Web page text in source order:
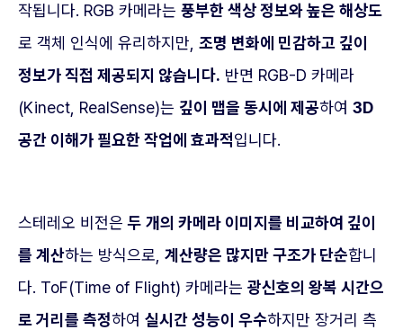
작됩니다. RGB 카메라는 풍부한 색상 정보와 높은 해상도
로 객체 인식에 유리하지만, 조명 변화에 민감하고 깊이
정보가 직접 제공되지 않습니다. 반면 RGB-D 카메라
(Kinect, RealSense)는 깊이 맵을 동시에 제공하여 3D
공간 이해가 필요한 작업에 효과적입니다.
스테레오 비전은두 개의 카메라 이미지를 비교하여 깊이
를 계산하는 방식으로, 계산량은 많지만 구조가 단순합니
다. ToF(Time of Flight) 카메라는 광신호의 왕복 시간으
로 거리를 측정하여 실시간 성능이 우수하지만 장거리 측